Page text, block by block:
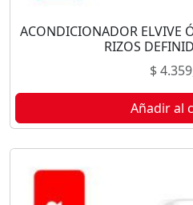
ACONDICIONADOR ELVIVE
RIZOS
$
Añadir al